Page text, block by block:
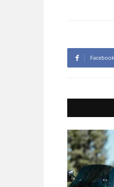
Facebook